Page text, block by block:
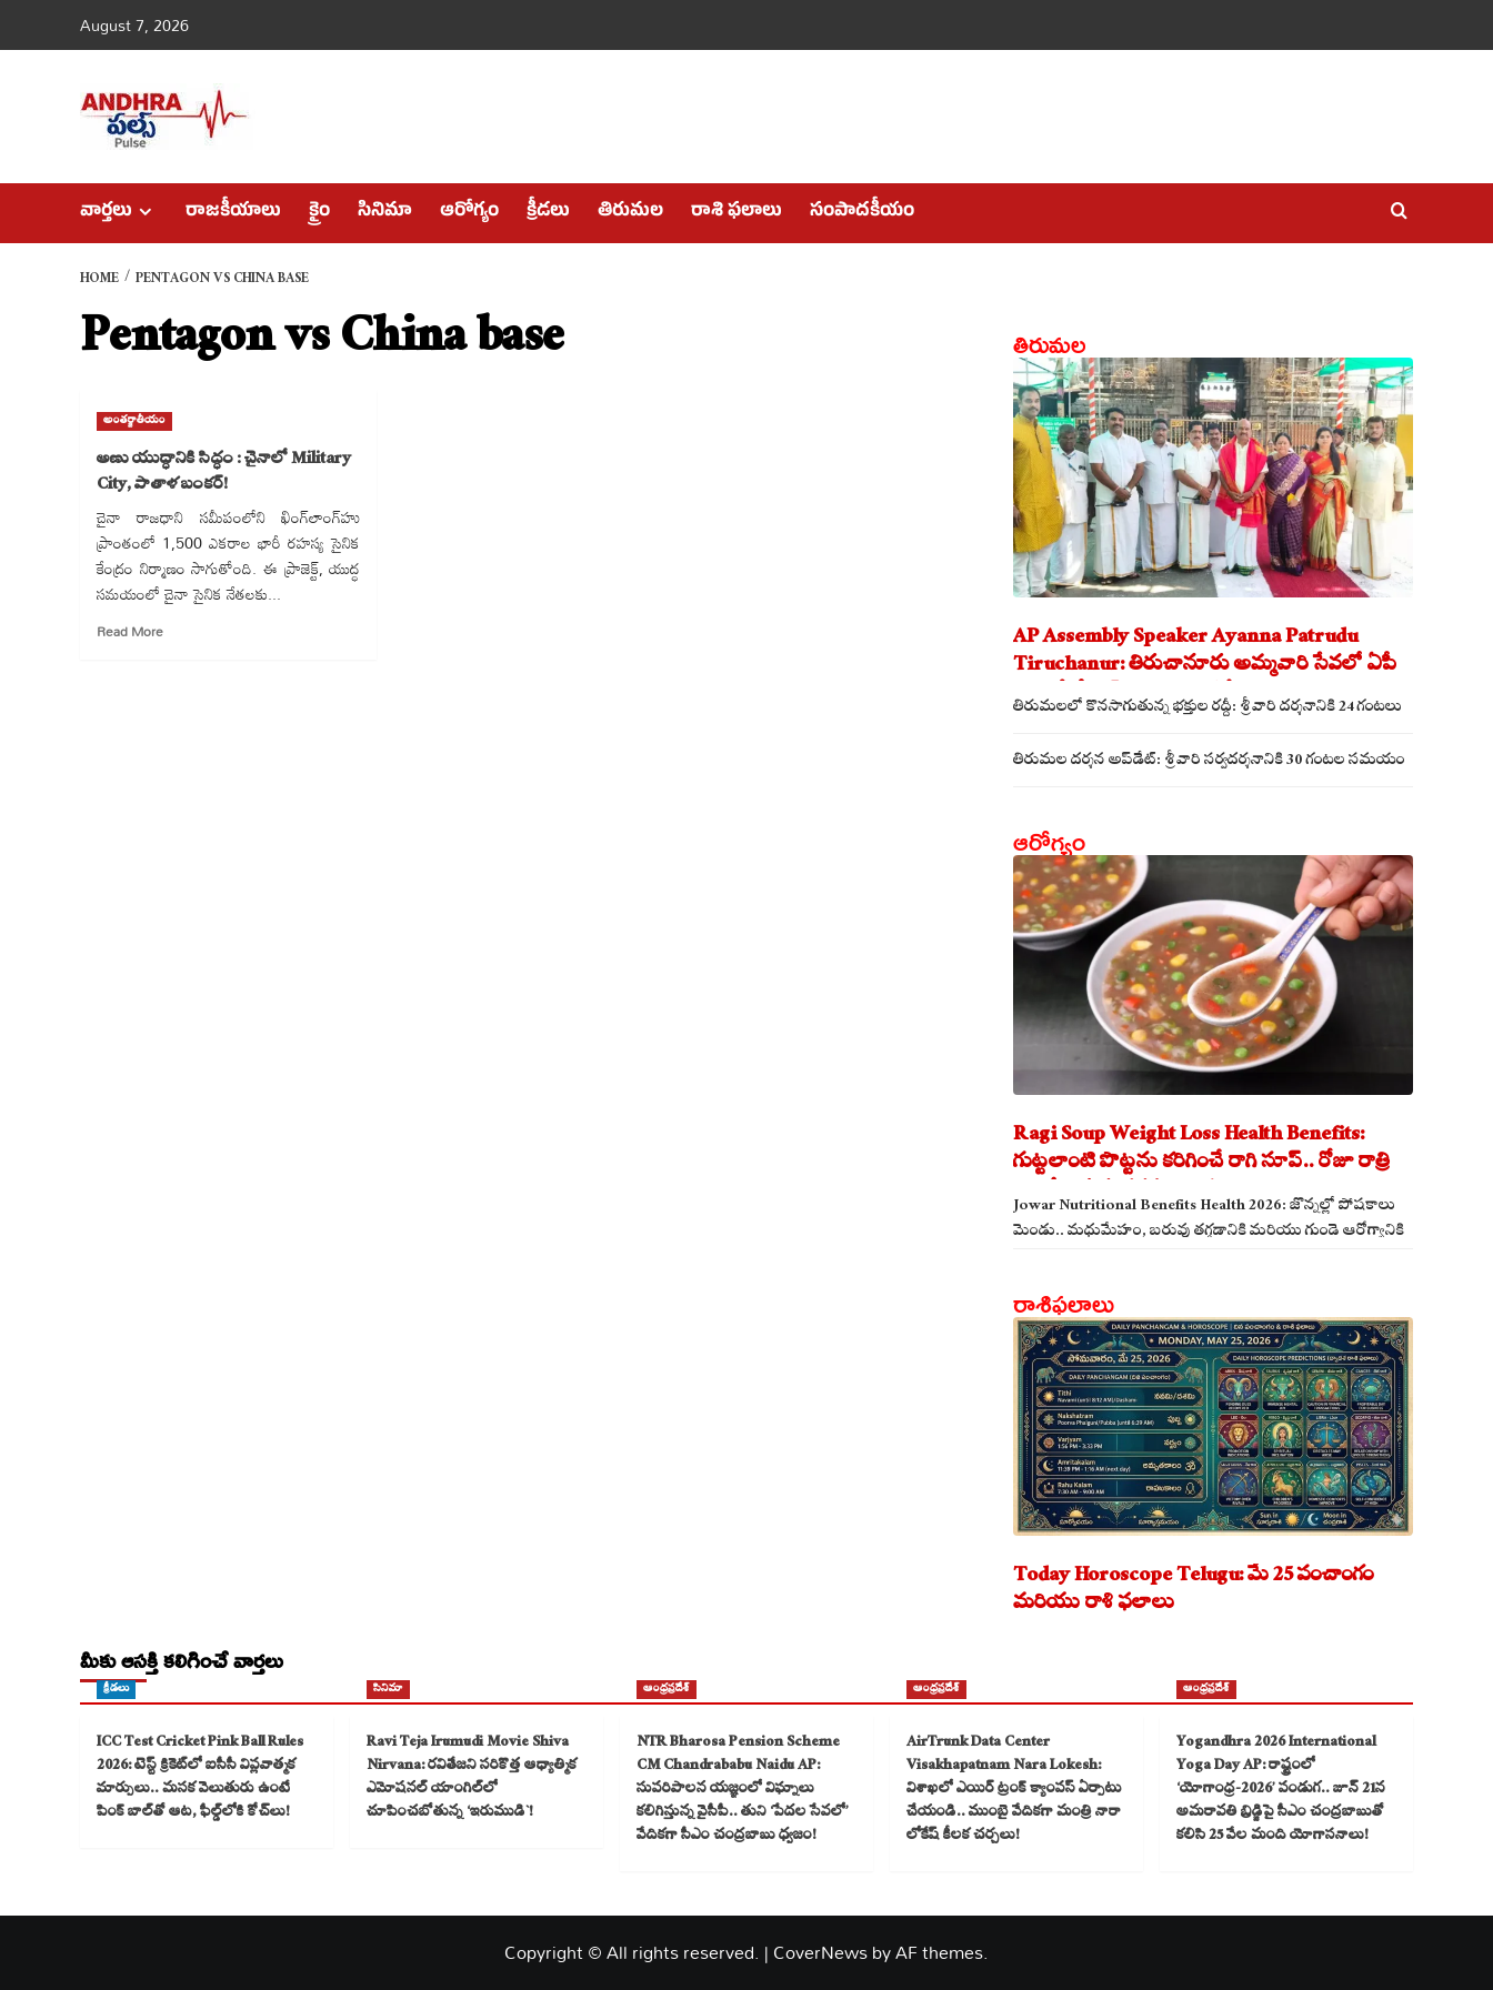
to
August 7, 2026
వార్తలు రాజకీయాలు క్రైం సినిమా ఆరోగ్యం క్రీడలు తిరుమల రాశి ఫలాలు సంపాదకీయం
HOME PENTAGON VS CHINA BASE
Pentagon vs China base
అంతర్జాతీయం
అణు యుద్ధానికి సిద్ధం : చైనాలో Military
City, పాతాళ బంకర్‌!
చైనా రాజధాని సమీపంలోని ఖింగ్‌లాంగ్‌హు
ప్రాంతంలో 1,500 ఎకరాల భారీ రహస్య సైనిక
కేంద్రం నిర్మాణం సాగుతోంది. ఈ ప్రాజెక్ట్, యుద్ధ
సమయంలో చైనా సైనిక నేతలకు...
Read MoreRead
తిరుమల
AP Assembly Speaker Ayanna Patrudu
Tiruchanur: తిరుచానూరు అమ్మవారి సేవలో ఏపీ
అసెంబ్లీ స్పీకర్.. కుటుంబ సమేతంగా దర్శించుకున్న
అయ్యన్నపాత్రుడు!
తిరుమలలో కొనసాగుతున్న భక్తుల రద్దీ: శ్రీవారి దర్శనానికి 24 గంటలు
తిరుమల దర్శన అప్‌డేట్: శ్రీవారి సర్వదర్శనానికి 30 గంటల సమయం
ఆరోగ్యం
Ragi Soup Weight Loss Health Benefits:
గుట్టలాంటి పొట్టను కరిగించే రాగి సూప్.. రోజూ రాత్రి
తాగితే బరువు తగ్గడం ఖాయం!
Jowar Nutritional Benefits Health 2026: జొన్నల్లో పోషకాలు
మెండు.. మధుమేహం, బరువు తగ్గడానికి మరియు గుండె ఆరోగ్యానికి
రాశిఫలాలు
Today Horoscope Telugu: మే 25 పంచాంగం
మరియు రాశి ఫలాలు
మీకు ఆసక్తి కలిగించే వార్తలు
క్రీడలు
ICC Test Cricket Pink Ball Rules
2026: టెస్ట్ క్రికెట్‌లో ఐసీసీ విప్లవాత్మక
మార్పులు.. మసక వెలుతురు ఉంటే
పింక్ బాల్‌తో ఆట, ఫీల్డ్‌లోకి కోచ్‌లు!
సినిమా
Ravi Teja Irumudi Movie Shiva
Nirvana: రవితేజని సరికొత్త ఆధ్యాత్మిక
ఎమోషనల్ యాంగిల్‌లో
చూపించబోతున్న ‘ఇరుముడి`!
ఆంధ్రప్రదేశ్
NTR Bharosa Pension Scheme
CM Chandrababu Naidu AP:
సుపరిపాలన యజ్ఞంలో విఘ్నాలు
కలిగిస్తున్న వైసీపీ.. తుని ‘పేదల సేవలో’
వేదికగా సీఎం చంద్రబాబు ధ్వజం!
ఆంధ్రప్రదేశ్
AirTrunk Data Center
Visakhapatnam Nara Lokesh:
విశాఖలో ఎయిర్ ట్రంక్ క్యాంపస్ ఏర్పాటు
చేయండి.. ముంబై వేదికగా మంత్రి నారా
లోకేష్ కీలక చర్చలు!
ఆంధ్రప్రదేశ్
Yogandhra 2026 International
Yoga Day AP: రాష్ట్రంలో
‘యోగాంధ్ర-2026’ పండుగ.. జూన్ 21న
అమరావతి బ్రిడ్జిపై సీఎం చంద్రబాబుతో
కలిసి 25 వేల మంది యోగాసనాలు!
Copyright © All rights reserved. |CoverNewsby AF themes.